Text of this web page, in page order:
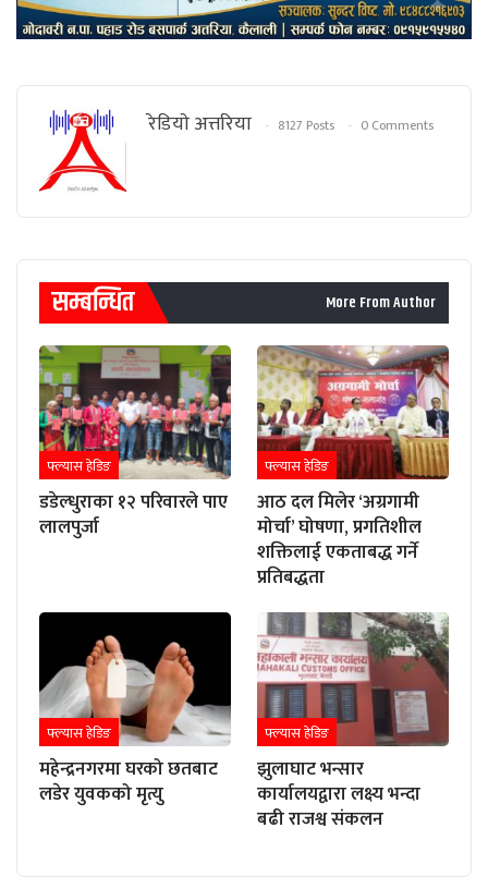
रेडियाे अत्तरिया 8127 Posts 0 Comments
सम्बन्धित More From Author
फ्ल्यास हेडिङ
डडेल्धुराका १२ परिवारले पाए
लालपुर्जा
फ्ल्यास हेडिङ
आठ दल मिलेर ‘अग्रगामी
मोर्चा’ घोषणा, प्रगतिशील
शक्तिलाई एकताबद्ध गर्ने
प्रतिबद्धता
फ्ल्यास हेडिङ
महेन्द्रनगरमा घरको छतबाट
लडेर युवकको मृत्यु
फ्ल्यास हेडिङ
झुलाघाट भन्सार
कार्यालयद्वारा लक्ष्य भन्दा
बढी राजश्व संकलन